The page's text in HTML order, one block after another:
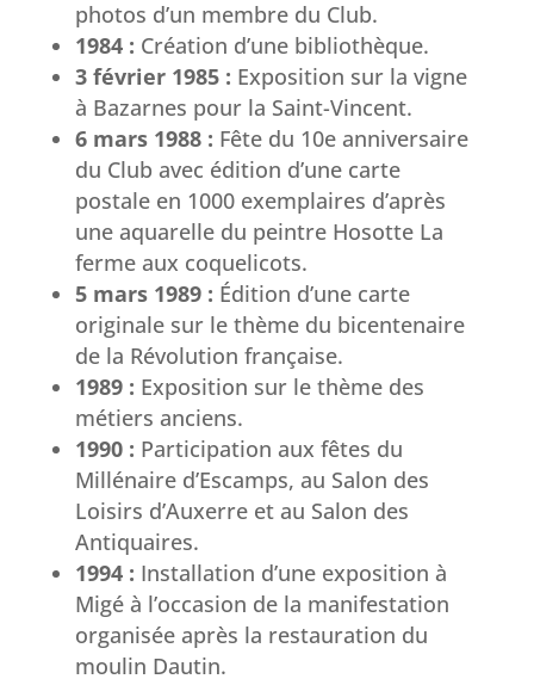
photos d’un membre du Club.
1984 : Création d’une bibliothèque.
3 février 1985 : Exposition sur la vigne
à Bazarnes pour la Saint-Vincent.
6 mars 1988 : Fête du 10e anniversaire
du Club avec édition d’une carte
postale en 1000 exemplaires d’après
une aquarelle du peintre Hosotte La
ferme aux coquelicots.
5 mars 1989 : Édition d’une carte
originale sur le thème du bicentenaire
de la Révolution française.
1989 : Exposition sur le thème des
métiers anciens.
1990 : Participation aux fêtes du
Millénaire d’Escamps, au Salon des
Loisirs d’Auxerre et au Salon des
Antiquaires.
1994 : Installation d’une exposition à
Migé à l’occasion de la manifestation
organisée après la restauration du
moulin Dautin.